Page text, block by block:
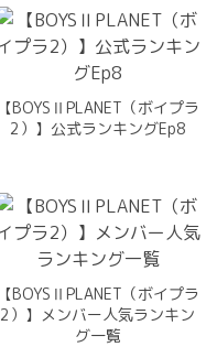
【BOYSⅡPLANET（ボイプラ
2）】公式ランキングEp8
【BOYSⅡPLANET（ボイプラ
2）】メンバー人気ランキン
グ一覧